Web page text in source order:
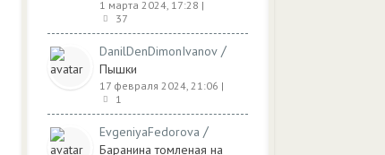
1 марта 2024, 17:28 |
37
DanilDenDimonIvanov /
Пышки
17 февраля 2024, 21:06 |
1
EvgeniyaFedorova /
Баранина томленая на